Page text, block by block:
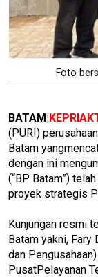
Foto
BATAM|
(PURI)
Batam
dengan ini
(“BP Batam”)
proyek strategis
Kunjungan resmi
Batam yakni,
dan
PusatPelayanan